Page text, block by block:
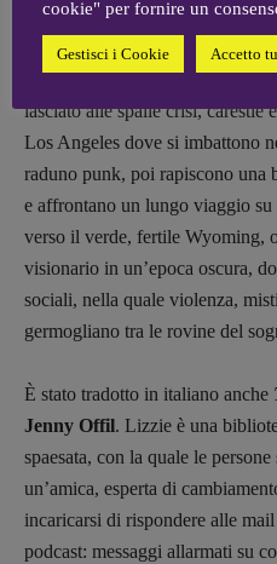
degli ultimi bacini sorvegliati
protagonisti sono un’ex modella
parte dal mondo della moda, e
lasciato alle spalle crisi, carestie
Los Angeles dove si imbattono
raduno punk, poi rapiscono una
e affrontano un lungo viaggio su
verso il verde, fertile Wyoming,
visionario in un’epoca oscura,
sociali, nella quale violenza,
germogliano tra le rovine del
È stato tradotto in italiano anche
Jenny Offil. Lizzie è una
spaesata, con la quale le
un’amica, esperta di
incaricarsi di rispondere alle
podcast: messaggi allarmati su
cookie" per fornire un
Gestisci i Cookie Accetto